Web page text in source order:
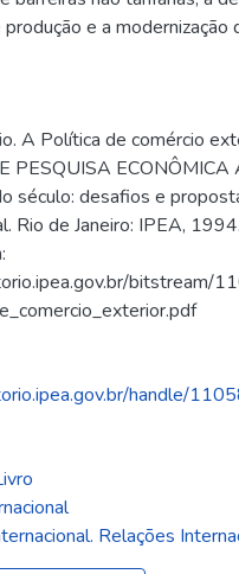
e a modernização
A Política de comércio
PESQUISA ECONÔMICA
século: desafios e
Rio de Janeiro: IPEA,
bitstream/
handle/
Relações